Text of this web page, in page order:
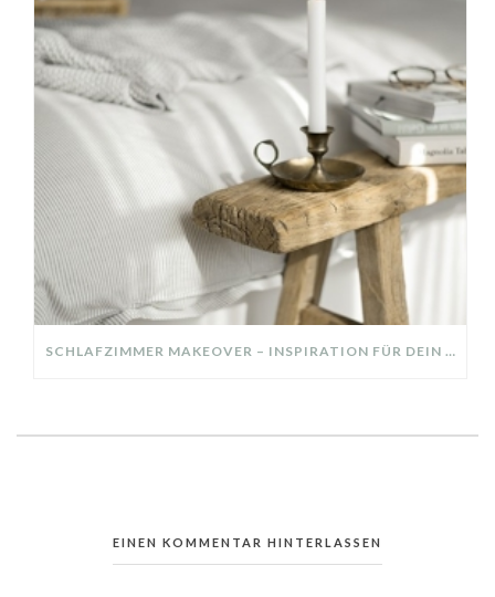
SCHLAFZIMMER MAKEOVER – INSPIRATION FÜR DEIN SCHLAFZIMMER: AUS ALT MACH NEU – HELL, GEMÜTLICH UND EINLADEND
EINEN KOMMENTAR HINTERLASSEN